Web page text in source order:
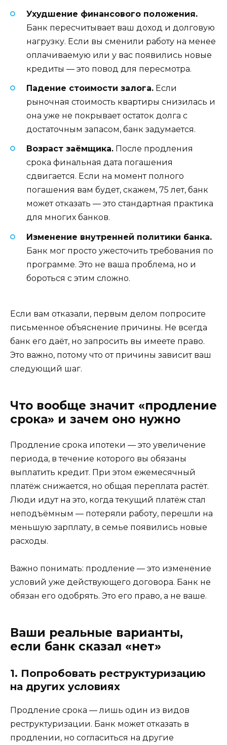
Ухудшение финансового положения.
Банк пересчитывает ваш доход и долговую
нагрузку. Если вы сменили работу на менее
оплачиваемую или у вас появились новые
кредиты — это повод для пересмотра.
Падение стоимости залога. Если
рыночная стоимость квартиры снизилась и
она уже не покрывает остаток долга с
достаточным запасом, банк задумается.
Возраст заёмщика. После продления
срока финальная дата погашения
сдвигается. Если на момент полного
погашения вам будет, скажем, 75 лет, банк
может отказать — это стандартная практика
для многих банков.
Изменение внутренней политики банка.
Банк мог просто ужесточить требования по
программе. Это не ваша проблема, но и
бороться с этим сложно.
Если вам отказали, первым делом попросите
письменное объяснение причины. Не всегда
банк его даёт, но запросить вы имеете право.
Это важно, потому что от причины зависит ваш
следующий шаг.
Что вообще значит «продление
срока» и зачем оно нужно
Продление срока ипотеки — это увеличение
периода, в течение которого вы обязаны
выплатить кредит. При этом ежемесячный
платёж снижается, но общая переплата растёт.
Люди идут на это, когда текущий платёж стал
неподъёмным — потеряли работу, перешли на
меньшую зарплату, в семье появились новые
расходы.
Важно понимать: продление — это изменение
условий уже действующего договора. Банк не
обязан его одобрять. Это его право, а не ваше.
Ваши реальные варианты,
если банк сказал «нет»
1. Попробовать реструктуризацию
на других условиях
Продление срока — лишь один из видов
реструктуризации. Банк может отказать в
продлении, но согласиться на другие